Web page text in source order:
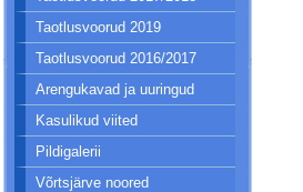
Taotlusvoorud 2019
Taotlusvoorud 2016/2017
Arengukavad ja uuringud
Kasulikud viited
Pildigalerii
Võrtsjärve noored